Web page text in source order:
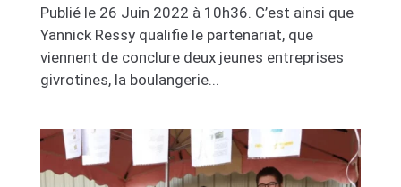
Publié le 26 Juin 2022 à 10h36. C’est ainsi que
Yannick Ressy qualifie le partenariat, que
viennent de conclure deux jeunes entreprises
givrotines, la boulangerie...